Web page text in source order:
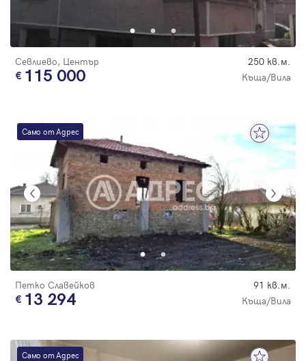
Севлиево, Център 250 кв.м.
115 000 Къща/Вила
Само от Адрес
Петко Славейков 91 кв.м.
13 294 Къща/Вила
Само от Адрес
Парола
Забравена парола
Регистрация